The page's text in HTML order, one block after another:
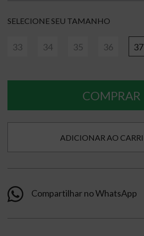
TAMANHO
33 34 35 36 37
COMPRAR
Compartilhar no WhatsApp